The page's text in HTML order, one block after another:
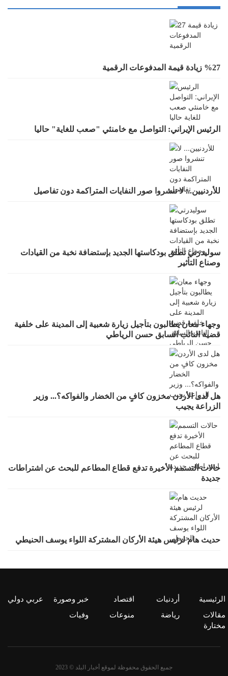
%27 زيادة قيمة المدفوعات الرقمية
الرئيس الإيراني: التواصل مع خامنئي "صعب للغاية" حاليا
للأردنيين... لا تنشروا صور النفايات المتراكمة دون تفاصيل
سوليدرتي تطلق بودكاستها الجديد بإستضافة نخبة من القيادات
وصناع التأثير
وجهاء معان يطالبون بتأجيل زيارة شعبية إلى المدينة على خلفية
قضية النائب السابق حسن الرياطي
هل لدى الأردن مخزون كافٍ من الخضار والفواكه؟... وزير
الزراعة يجيب
حالات التسمم الأخيرة تدفع قطاع المطاعم للبحث عن اشتراطات
جديدة
حديث هام لرئيس هيئة الأركان المشتركة اللواء يوسف الحنيطي
الرئيسية أردنيات اقتصاد خبر وصورة
عربي دولي
مقالات
مختارة
رياضة منوعات وفيات
جميع الحقوق محفوظة لموقع أخبار البلد © 2023